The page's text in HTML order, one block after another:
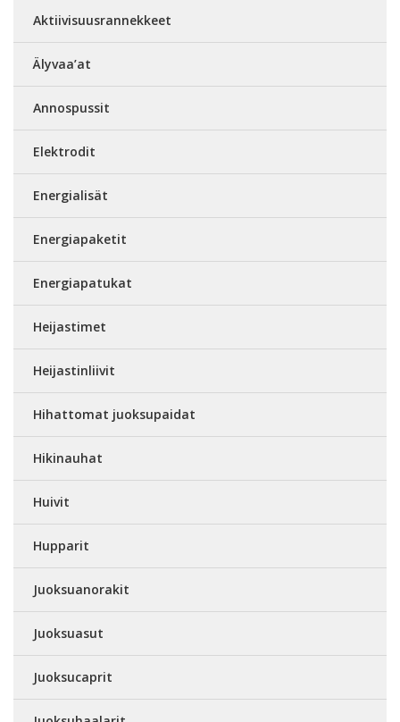
Aktiivisuusrannekkeet
Älyvaa’at
Annospussit
Elektrodit
Energialisät
Energiapaketit
Energiapatukat
Heijastimet
Heijastinliivit
Hihattomat juoksupaidat
Hikinauhat
Huivit
Hupparit
Juoksuanorakit
Juoksuasut
Juoksucaprit